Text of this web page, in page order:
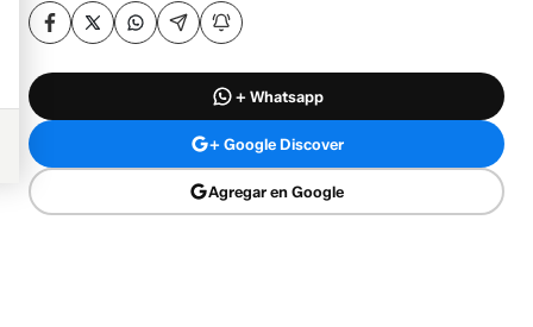
+ Whatsapp
+ Google Discover
Agregar en Google